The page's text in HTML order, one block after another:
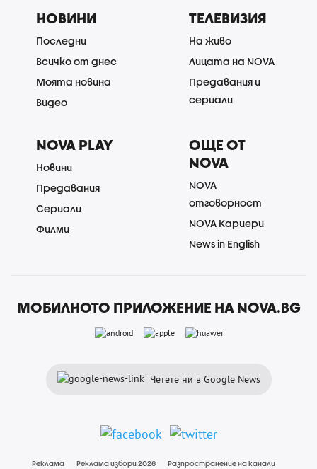
НОВИНИ
Последни
Всичко от днес
Моята новина
Видео
ТЕЛЕВИЗИЯ
На живо
Лицата на NOVA
Предавания и
сериали
NOVA PLAY
Новини
Предавания
Сериали
Филми
ОЩЕ ОТ
NOVA
NOVA
отговорност
NOVA Кариери
News in English
МОБИЛНОТО ПРИЛОЖЕНИЕ НА NOVA.BG
Четете ни в Google News
Реклама Реклама избори 2026 Разпространение на канали